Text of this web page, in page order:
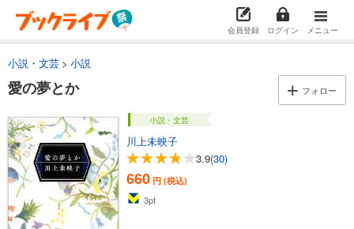
会員登録 ログイン メニュー
小説・文芸 小説
愛の夢とか フォロー
小説・文芸
川上未映子
3.9(30)
660 円 (税込)
3pt